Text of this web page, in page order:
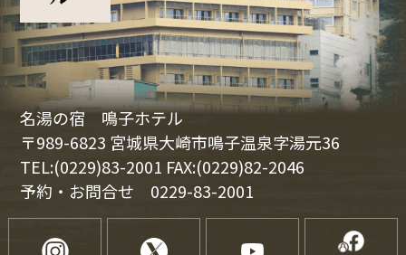
名湯の宿 鳴子ホテル
〒989-6823 宮城県大崎市鳴子温泉字湯元36
TEL:(0229)83-2001 FAX:(0229)82-2046
予約・お問合せ 0229-83-2001